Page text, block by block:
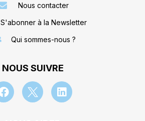
Nous contacter
S'abonner à la Newsletter
Qui sommes-nous ?
NOUS SUIVRE